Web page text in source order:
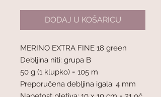
DODAJ U KOŠARICU
MERINO EXTRA FINE 18 green
Debljina niti: grupa B
50 g (1 klupko) = 105 m
Preporučena debljina igala: 4 mm